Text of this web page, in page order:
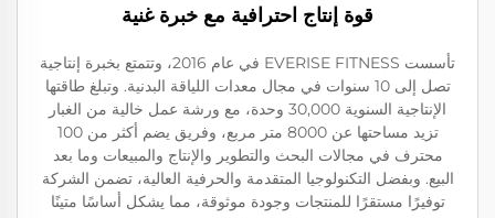
قوة إنتاج احترافية مع خبرة غنية
تأسست EVERISE FITNESS في عام 2016، وتتمتع بخبرة إنتاجية
تصل إلى 10 سنوات في مجال معدات اللياقة البدنية. وتبلغ طاقتها
الإنتاجية السنوية 30,000 وحدة، مع ورشة عمل خالية من الغبار
تزيد مساحتها عن 8000 متر مربع، وفريق يضم أكثر من 100
محترف في مجالات البحث والتطوير والإنتاج والمبيعات وما بعد
البيع. وبفضل التكنولوجيا المتقدمة والحرفية العالية، تضمن الشركة
توفيرًا مستقرًا للمنتجات وجودة موثوقة، مما يشكل أساسًا متينًا